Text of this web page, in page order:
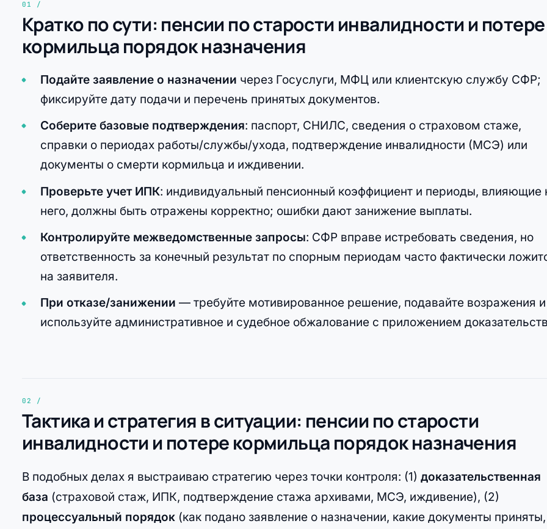
Кратко по сути: пенсии по старости инвалидности и потере
кормильца порядок назначения
Подайте заявление о назначении через Госуслуги, МФЦ или клиентскую службу СФР;
фиксируйте дату подачи и перечень принятых документов.
Соберите базовые подтверждения: паспорт, СНИЛС, сведения о страховом стаже,
справки о периодах работы/службы/ухода, подтверждение инвалидности (МСЭ) или
документы о смерти кормильца и иждивении.
Проверьте учет ИПК: индивидуальный пенсионный коэффициент и периоды, влияющие
него, должны быть отражены корректно; ошибки дают занижение выплаты.
Контролируйте межведомственные запросы: СФР вправе истребовать сведения, но
ответственность за конечный результат по спорным периодам часто фактически
на заявителя.
При отказе/занижении — требуйте мотивированное решение, подавайте возражения и
используйте административное и судебное обжалование с приложением
Тактика и стратегия в ситуации: пенсии по старости
инвалидности и потере кормильца порядок назначения
В подобных делах я выстраиваю стратегию через точки контроля: (1) доказательственная
база (страховой стаж, ИПК, подтверждение стажа архивами, МСЭ, иждивение), (2)
процессуальный порядок (как подано заявление о назначении, какие документы приняты,